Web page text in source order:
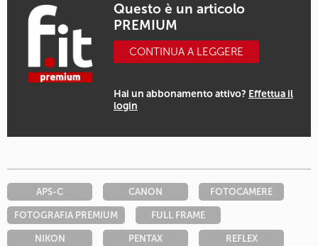
Questo è un articolo
PREMIUM
CONTINUA A LEGGERE
Hai un abbonamento attivo? Effettua il
login
APS-C CANON FOTOCAMERE
FOTOGRAFIA PREMIUM FULL FRAME
NIKON PENTAX REFLEX